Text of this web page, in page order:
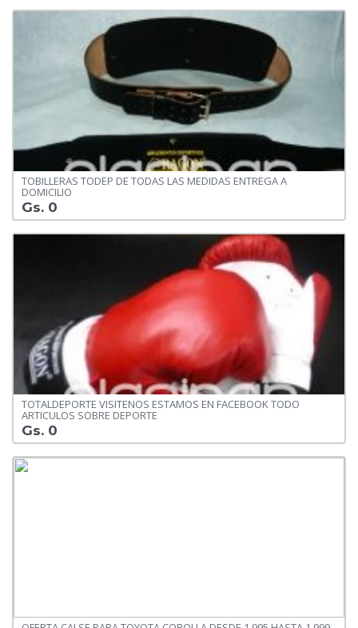
TOBILLERAS TODEP DE TODAS LAS MEDIDAS ENTREGA A
DOMICILIO
Gs. 0
TOTALDEPORTE VISITENOS ESTAMOS EN FACEBOOK TODO
ARTICULOS SOBRE DEPORTE
Gs. 0